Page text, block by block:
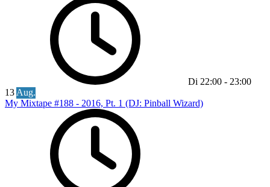
Di 22:00 - 23:00
13Aug.
My Mixtape #188 - 2016, Pt. 1 (DJ: Pinball Wizard)